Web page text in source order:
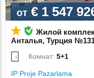
от € 1 547
Жилой
Анталья, Турция
Комнат:5+1
IP Proje Pazarlama